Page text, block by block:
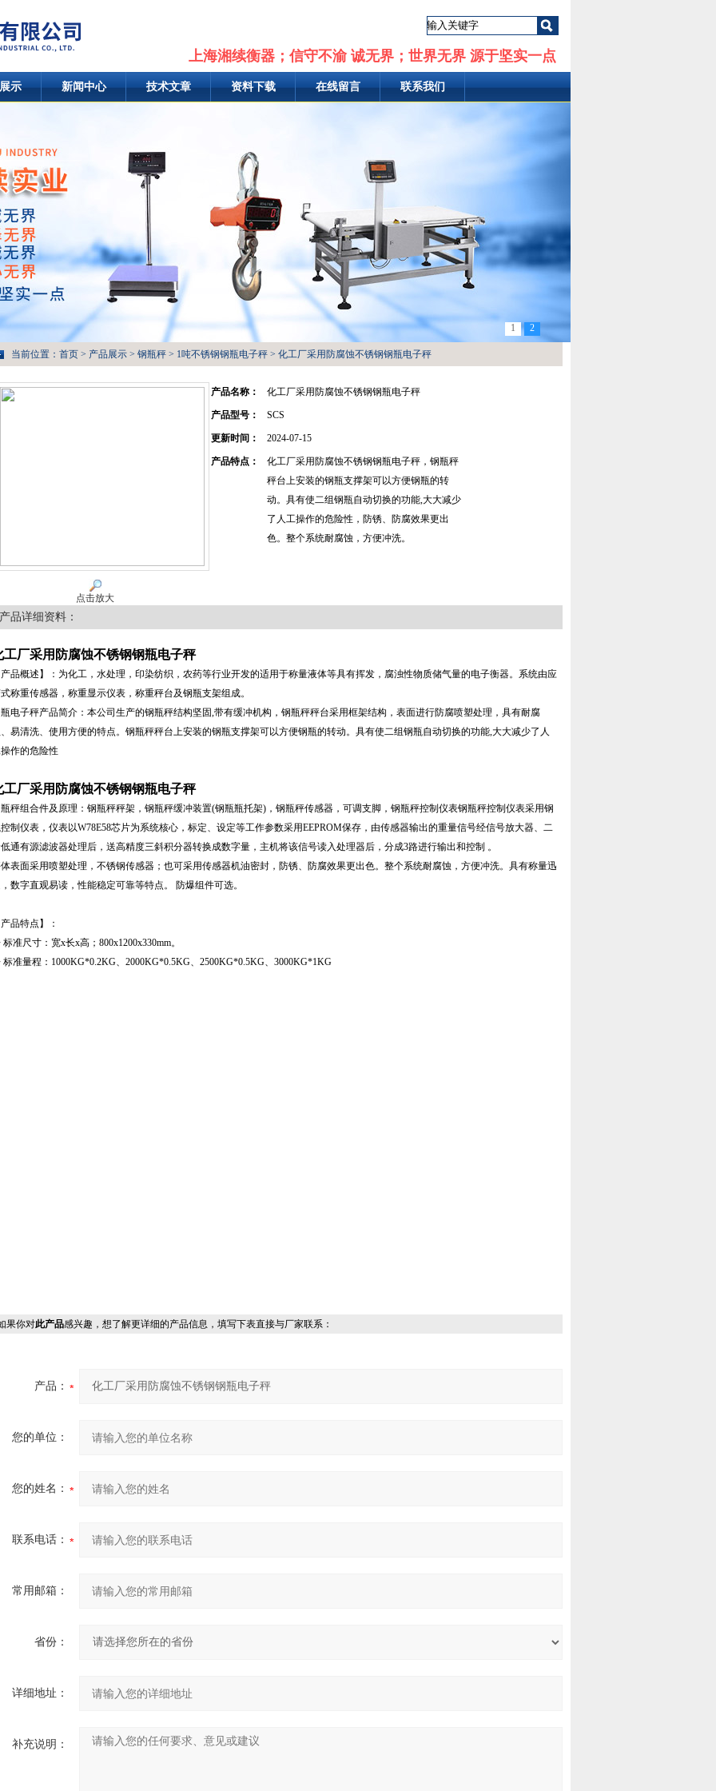
上海湘续衡器；信守不渝 诚无界；世界无界 源于坚实一点
示 新闻中心 技术文章 资料下载 在线留言 联系我们
1 2
当前位置： 首页 > 产品展示 > 钢瓶秤 > 1吨不锈钢钢瓶电子秤 > 化工厂采用防腐蚀不锈钢钢瓶电子秤
点击放大
产品名称： 化工厂采用防腐蚀不锈钢钢瓶电子秤
产品型号： SCS
更新时间： 2024-07-15
产品特点：
化工厂采用防腐蚀不锈钢钢瓶电子秤，钢瓶秤
秤台上安装的钢瓶支撑架可以方便钢瓶的转
动。具有使二组钢瓶自动切换的功能,大大减少
了人工操作的危险性，防锈、防腐效果更出
色。整个系统耐腐蚀，方便冲洗。
产品详细资料：
工厂采用防腐蚀不锈钢钢瓶电子秤
品概述】：为化工，水处理，印染纺织，农药等行业开发的适用于称量液体等具有挥发，腐浊性物质储气量的电子衡器。系统由应
称重传感器，称重显示仪表，称重秤台及钢瓶支架组成。
电子秤产品简介：本公司生产的钢瓶秤结构坚固,带有缓冲机构，钢瓶秤秤台采用框架结构，表面进行防腐喷塑处理，具有耐腐
易清洗、使用方便的特点。钢瓶秤秤台上安装的钢瓶支撑架可以方便钢瓶的转动。具有使二组钢瓶自动切换的功能,大大减少了人
作的危险性
工厂采用防腐蚀不锈钢钢瓶电子秤
秤组合件及原理：钢瓶秤秤架，钢瓶秤缓冲装置(钢瓶瓶托架)，钢瓶秤传感器，可调支脚，钢瓶秤控制仪表钢瓶秤控制仪表采用钢
制仪表，仪表以W78E58芯片为系统核心，标定、设定等工作参数采用EEPROM保存，由传感器输出的重量信号经信号放大器、二
通有源滤波器处理后，送高精度三斜积分器转换成数字量，主机将该信号读入处理器后，分成3路进行输出和控制 。
表面采用喷塑处理，不锈钢传感器；也可采用传感器机油密封，防锈、防腐效果更出色。整个系统耐腐蚀，方便冲洗。具有称量迅
数字直观易读，性能稳定可靠等特点。 防爆组件可选。
品特点】：
准尺寸：宽x长x高；800x1200x330mm。
准量程：1000KG*0.2KG、2000KG*0.5KG、2500KG*0.5KG、3000KG*1KG
你对此产品感兴趣，想了解更详细的产品信息，填写下表直接与厂家联系：
产品：
您的单位：
您的姓名：
联系电话：
常用邮箱：
省份：
详细地址：
补充说明：